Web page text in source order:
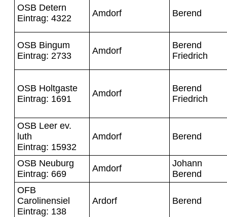
OSB Detern
Eintrag: 4322
Amdorf Berend
OSB Bingum
Eintrag: 2733
Amdorf
Berend
Friedrich
OSB Holtgaste
Eintrag: 1691
Amdorf
Berend
Friedrich
OSB Leer ev.
luth
Eintrag: 15932
Amdorf Berend
OSB Neuburg
Eintrag: 669
Amdorf
Johann
Berend
OFB
Carolinensiel
Eintrag: 138
Ardorf Berend